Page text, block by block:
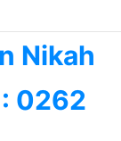
Nikah
0262